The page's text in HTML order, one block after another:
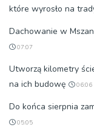
które wyrosło na
Dachowanie w
07:07
Utworzą kilometry
na ich budowę
06:06
Do końca sierpnia
05:05